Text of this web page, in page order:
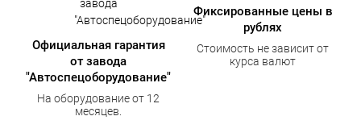
Официальная гарантия
от завода
"Автоспецоборудование"
На оборудование от 12
месяцев.
Фиксированные цены в
рублях
Стоимость не зависит от
курса валют